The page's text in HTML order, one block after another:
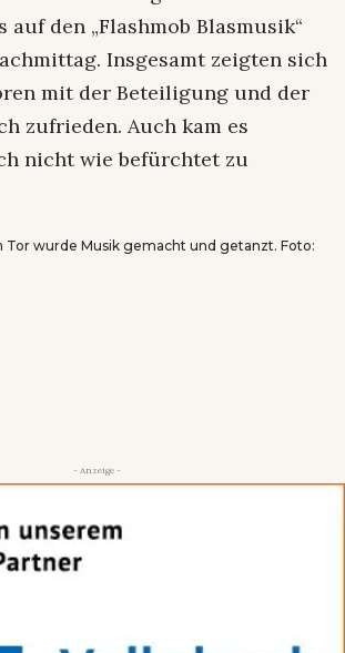
auf den „Flashmob Blasmusik“
Insgesamt zeigten sich
mit der Beteiligung und der
zufrieden. Auch kam es
nicht wie befürchtet zu
Tor wurde Musik gemacht und getanzt. Foto:
- Anzeige -